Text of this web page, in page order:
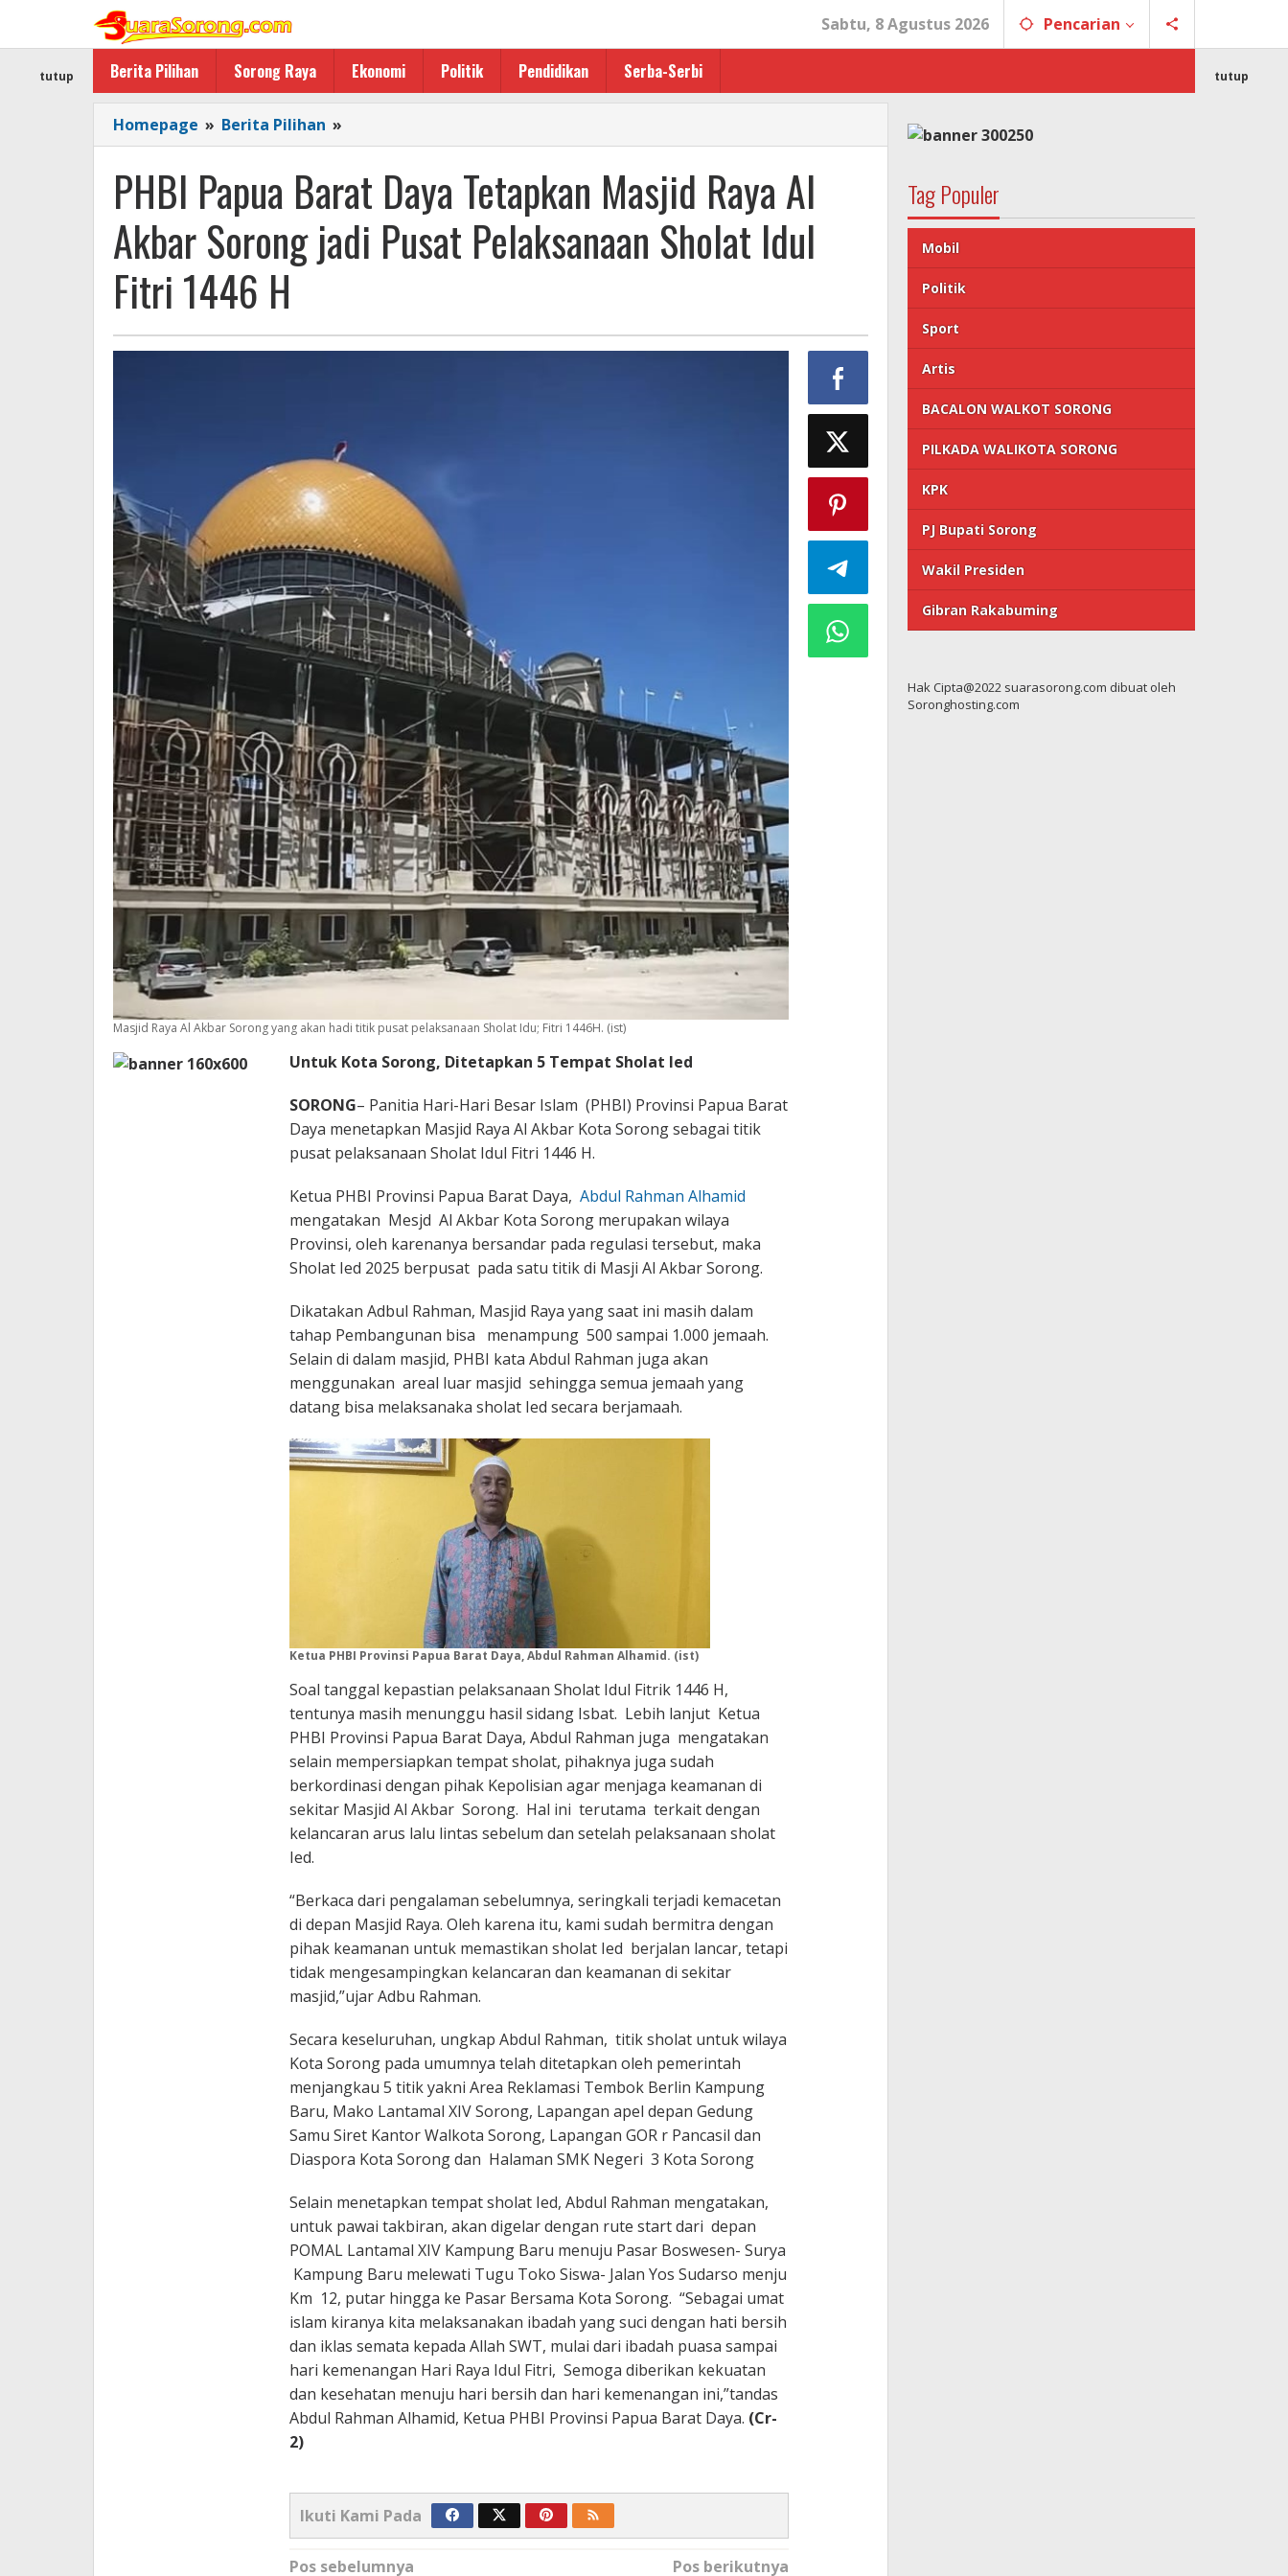
Sabtu, 8 Agustus 2026 Pencarian
Berita Pilihan Sorong Raya Ekonomi Politik Pendidikan Serba-Serbi
tutup tutup
Homepage » Berita Pilihan »
Papua
Daya
Tetapkan
Masjid Raya
Al
jadi
Pusat
Fitri
1446
H
PHBI Papua Barat Daya Tetapkan Masjid Raya Al
Akbar Sorong jadi Pusat Pelaksanaan Sholat Idul
Fitri 1446 H
Masjid Raya Al Akbar Sorong yang akan hadi titik pusat pelaksanaan Sholat Idu; Fitri 1446H. (ist)
Untuk Kota Sorong, Ditetapkan 5 Tempat Sholat Ied
SORONG– Panitia Hari-Hari Besar Islam (PHBI) Provinsi Papua Barat
Daya menetapkan Masjid Raya Al Akbar Kota Sorong sebagai titik
pusat pelaksanaan Sholat Idul Fitri 1446 H.
Ketua PHBI Provinsi Papua Barat Daya, Abdul Rahman Alhamid
mengatakan Mesjd Al Akbar Kota Sorong merupakan wilaya
Provinsi, oleh karenanya bersandar pada regulasi tersebut, maka
Sholat Ied 2025 berpusat pada satu titik di Masji Al Akbar Sorong.
Dikatakan Adbul Rahman, Masjid Raya yang saat ini masih dalam
tahap Pembangunan bisa menampung 500 sampai 1.000 jemaah.
Selain di dalam masjid, PHBI kata Abdul Rahman juga akan
menggunakan areal luar masjid sehingga semua jemaah yang
datang bisa melaksanaka sholat Ied secara berjamaah.
Ketua PHBI Provinsi Papua Barat Daya, Abdul Rahman Alhamid. (ist)
Soal tanggal kepastian pelaksanaan Sholat Idul Fitrik 1446 H,
tentunya masih menunggu hasil sidang Isbat. Lebih lanjut Ketua
PHBI Provinsi Papua Barat Daya, Abdul Rahman juga mengatakan
selain mempersiapkan tempat sholat, pihaknya juga sudah
berkordinasi dengan pihak Kepolisian agar menjaga keamanan di
sekitar Masjid Al Akbar Sorong. Hal ini terutama terkait dengan
kelancaran arus lalu lintas sebelum dan setelah pelaksanaan sholat
Ied.
“Berkaca dari pengalaman sebelumnya, seringkali terjadi kemacetan
di depan Masjid Raya. Oleh karena itu, kami sudah bermitra dengan
pihak keamanan untuk memastikan sholat Ied berjalan lancar, tetapi
tidak mengesampingkan kelancaran dan keamanan di sekitar
masjid,”ujar Adbu Rahman.
Secara keseluruhan, ungkap Abdul Rahman, titik sholat untuk wilaya
Kota Sorong pada umumnya telah ditetapkan oleh pemerintah
menjangkau 5 titik yakni Area Reklamasi Tembok Berlin Kampung
Baru, Mako Lantamal XIV Sorong, Lapangan apel depan Gedung
Samu Siret Kantor Walkota Sorong, Lapangan GOR r Pancasil dan
Diaspora Kota Sorong dan Halaman SMK Negeri 3 Kota Sorong
Selain menetapkan tempat sholat Ied, Abdul Rahman mengatakan,
untuk pawai takbiran, akan digelar dengan rute start dari depan
POMAL Lantamal XIV Kampung Baru menuju Pasar Boswesen- Surya
Kampung Baru melewati Tugu Toko Siswa- Jalan Yos Sudarso menju
Km 12, putar hingga ke Pasar Bersama Kota Sorong. “Sebagai umat
islam kiranya kita melaksanakan ibadah yang suci dengan hati bersih
dan iklas semata kepada Allah SWT, mulai dari ibadah puasa sampai
hari kemenangan Hari Raya Idul Fitri, Semoga diberikan kekuatan
dan kesehatan menuju hari bersih dan hari kemenangan ini,”tandas
Abdul Rahman Alhamid, Ketua PHBI Provinsi Papua Barat Daya. (Cr-
2)
Ikuti Kami Pada
Navigasi
Pos sebelumnya Pos berikutnya
Tag Populer
Mobil
Politik
Sport
Artis
BACALON WALKOT SORONG
PILKADA WALIKOTA SORONG
KPK
PJ Bupati Sorong
Wakil Presiden
Gibran Rakabuming
Hak Cipta@2022 suarasorong.com dibuat oleh
Soronghosting.com